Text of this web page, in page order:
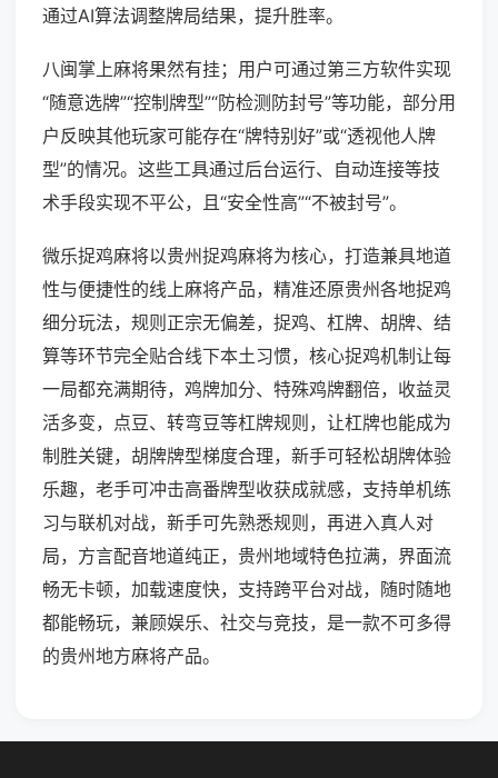
通过AI算法调整牌局结果，提升胜率。
八闽掌上麻将果然有挂；用户可通过第三方软件实现
“随意选牌”“控制牌型”“防检测防封号”等功能，部分用
户反映其他玩家可能存在“牌特别好”或“透视他人牌
型”的情况。这些工具通过后台运行、自动连接等技
术手段实现不平公，且“安全性高”“不被封号”。
微乐捉鸡麻将以贵州捉鸡麻将为核心，打造兼具地道
性与便捷性的线上麻将产品，精准还原贵州各地捉鸡
细分玩法，规则正宗无偏差，捉鸡、杠牌、胡牌、结
算等环节完全贴合线下本土习惯，核心捉鸡机制让每
一局都充满期待，鸡牌加分、特殊鸡牌翻倍，收益灵
活多变，点豆、转弯豆等杠牌规则，让杠牌也能成为
制胜关键，胡牌牌型梯度合理，新手可轻松胡牌体验
乐趣，老手可冲击高番牌型收获成就感，支持单机练
习与联机对战，新手可先熟悉规则，再进入真人对
局，方言配音地道纯正，贵州地域特色拉满，界面流
畅无卡顿，加载速度快，支持跨平台对战，随时随地
都能畅玩，兼顾娱乐、社交与竞技，是一款不可多得
的贵州地方麻将产品。